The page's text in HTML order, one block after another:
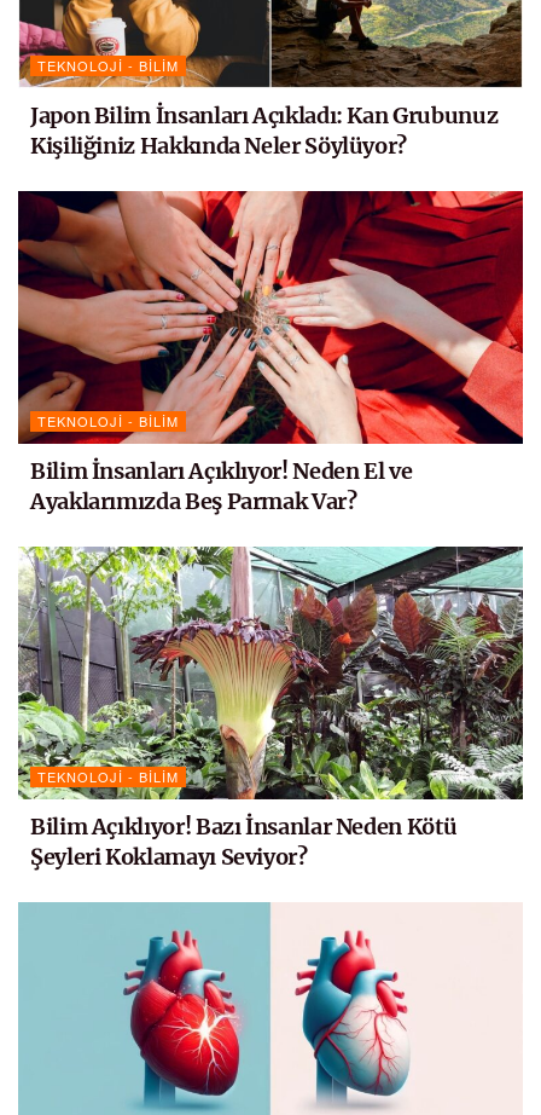
TEKNOLOJI - BILIM
Japon Bilim İnsanları Açıkladı: Kan Grubunuz
Kişiliğiniz Hakkında Neler Söylüyor?
TEKNOLOJI - BILIM
Bilim İnsanları Açıklıyor! Neden El ve
Ayaklarımızda Beş Parmak Var?
TEKNOLOJI - BILIM
Bilim Açıklıyor! Bazı İnsanlar Neden Kötü
Şeyleri Koklamayı Seviyor?